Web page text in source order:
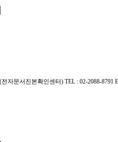
자문서진본확인센터) TEL : 02-2088-8791